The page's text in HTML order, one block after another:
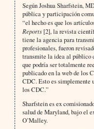
Según Joshua Sharfstein,
pública y participación
“el hecho es que los
Reports[2], la revista
tiene la agencia para
profesionales, fueron
transmite la idea al público
que podría ser totalmente
publicado en la web de los
CDC. Esto es simplemente
los CDC.”
Sharfstein es ex
salud de Maryland, bajo el
O’Malley.